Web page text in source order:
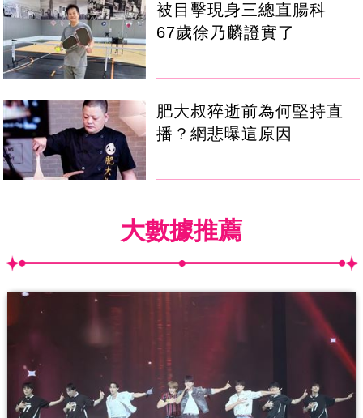
被目擊現身三總直腸科
67歲徐乃麟證實了
肥大叔猝逝前為何堅持直
播？網悲曝這原因
大數據推薦